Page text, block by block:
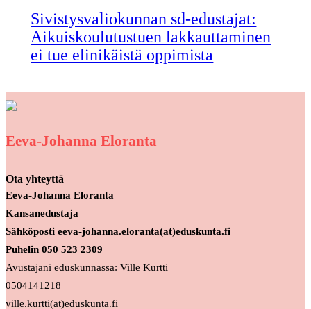
Sivistysvaliokunnan sd-edustajat:
Aikuiskoulutustuen lakkauttaminen
ei tue elinikäistä oppimista
Eeva-Johanna Eloranta
Ota yhteyttä
Eeva-Johanna Eloranta
Kansanedustaja
Sähköposti eeva-johanna.eloranta(at)eduskunta.fi
Puhelin 050 523 2309
Avustajani eduskunnassa: Ville Kurtti
0504141218
ville.kurtti(at)eduskunta.fi